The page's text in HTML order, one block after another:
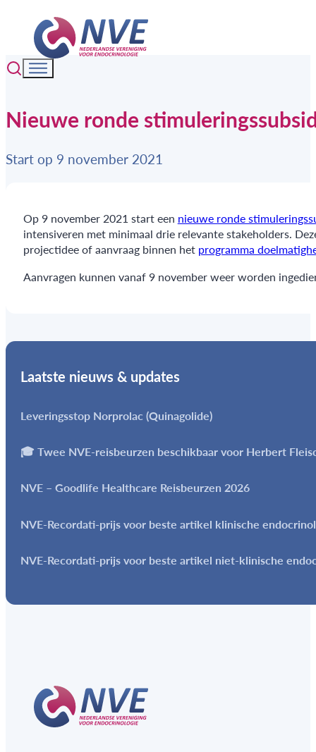
Nieuwe ronde
Start op 9 november 2021
Op 9 november 2021 start een nieuwe ronde
intensiveren met minimaal drie relevante stakeholders.
projectidee of aanvraag binnen het programma
Aanvragen kunnen vanaf 9 november weer worden
Laatste nieuws & updates
Leveringsstop Norprolac (Quinagolide)
🎓 Twee NVE-reisbeurzen beschikbaar voor Herbert
NVE – Goodlife Healthcare Reisbeurzen 2026
NVE-Recordati-prijs voor beste artikel klinische
NVE-Recordati-prijs voor beste artikel niet-klinische